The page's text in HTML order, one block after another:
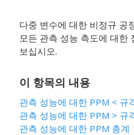
다중 변수에 대한 비정규 공
모든 관측 성능 측도에 대한
보십시오.
이 항목의 내용
관측 성능에 대한 PPM < 규
관측 성능에 대한 PPM > 규
관측 성능에 대한 PPM 총계